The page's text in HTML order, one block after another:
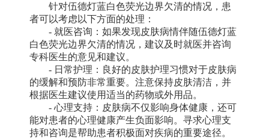
针对伍德灯蓝白色荧光边界欠清的情况，患
者可以考虑以下方面的处理：
- 就医咨询：如果发现皮肤病情伴随伍德灯蓝
白色荧光边界欠清的情况，建议及时就医并咨询
专科医生的意见和建议。
- 日常护理：良好的皮肤护理习惯对于皮肤病
的缓解和预防非常重要。注意保持皮肤清洁，并
根据医生建议使用适当的药物或外用品。
- 心理支持：皮肤病不仅影响身体健康，还可
能对患者的心理健康产生负面影响。寻求心理支
持和咨询是帮助患者积极面对疾病的重要途径。